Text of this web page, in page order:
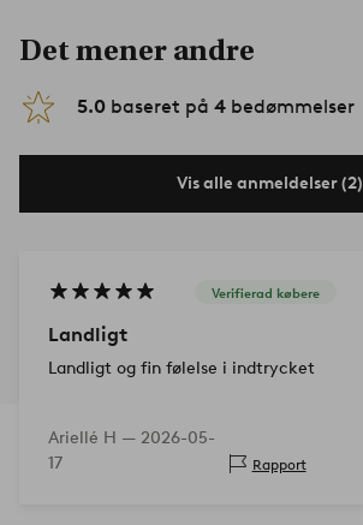
Det mener andre
5.0 baseret på 4 bedømmelser
Vis alle anmeldelser (2)
Verifierad købere
Landligt
Landligt og fin følelse i indtrycket
Ariellé H — 2026-05-
17
Rapport